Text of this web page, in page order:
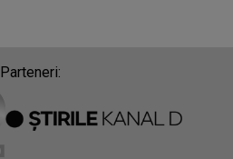
Parteneri: